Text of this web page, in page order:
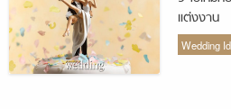
แต่งงาน
Wedding